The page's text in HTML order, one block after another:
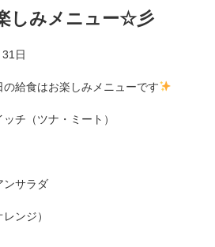
しみメニュー☆彡
日
の給食はお楽しみメニューです
ッチ（ツナ・ミート）
ンサラダ
ンジ）